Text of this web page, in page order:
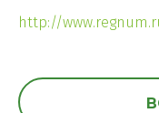
http://